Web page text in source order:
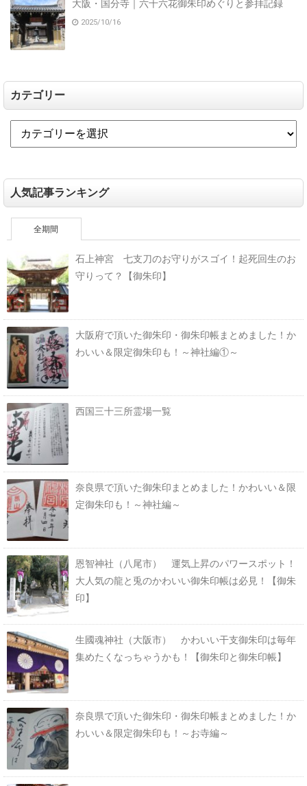
大阪・国分寺｜六十六花御朱印めぐりと参拝記録
2025/10/16
カテゴリー
人気記事ランキング
全期間
石上神宮 七支刀のお守りがスゴイ！起死回生のお
守りって？【御朱印】
大阪府で頂いた御朱印・御朱印帳まとめました！か
わいい＆限定御朱印も！～神社編①～
西国三十三所霊場一覧
奈良県で頂いた御朱印まとめました！かわいい＆限
定御朱印も！～神社編～
恩智神社（八尾市） 運気上昇のパワースポット！
大人気の龍と兎のかわいい御朱印帳は必見！【御朱
印】
生國魂神社（大阪市） かわいい干支御朱印は毎年
集めたくなっちゃうかも！【御朱印と御朱印帳】
奈良県で頂いた御朱印・御朱印帳まとめました！か
わいい＆限定御朱印も！～お寺編～